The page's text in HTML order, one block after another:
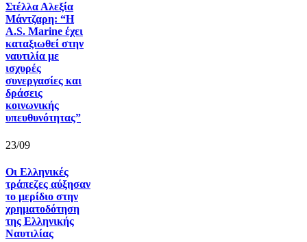
Στέλλα Αλεξία
Μάντζαρη: “Η
A.S. Marine έχει
καταξιωθεί στην
ναυτιλία με
ισχυρές
συνεργασίες και
δράσεις
κοινωνικής
υπευθυνότητας”
23/09
Οι Ελληνικές
τράπεζες αύξησαν
το μερίδιο στην
χρηματοδότηση
της Ελληνικής
Ναυτιλίας